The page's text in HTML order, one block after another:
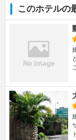
このホテルの